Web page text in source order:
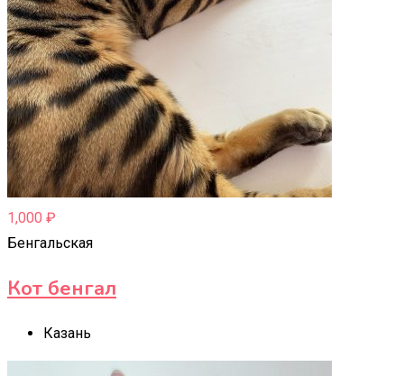
1,000 ₽
Бенгальская
Кот бенгал
Казань